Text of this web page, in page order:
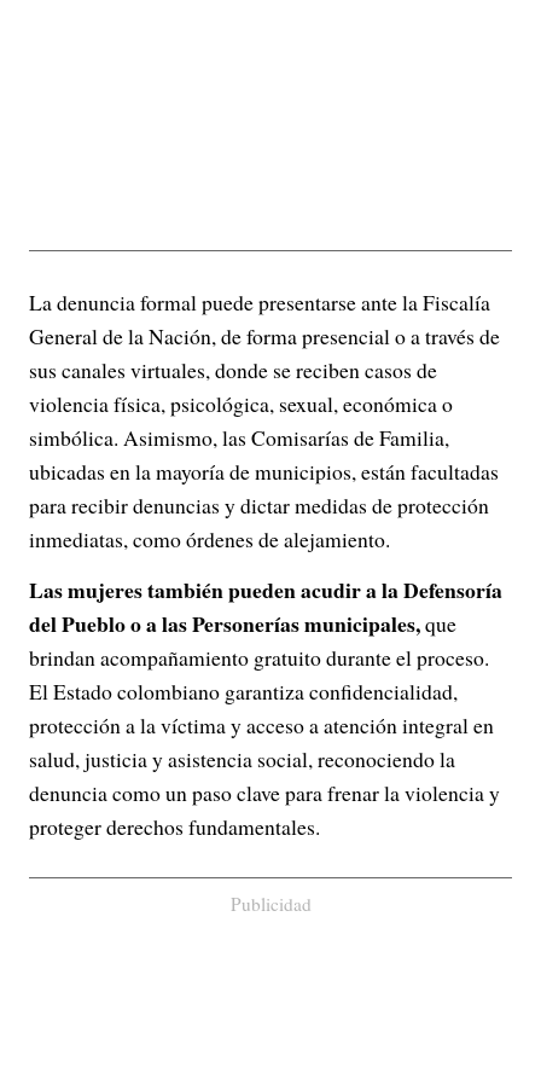
La denuncia formal puede presentarse ante la Fiscalía
General de la Nación, de forma presencial o a través de
sus canales virtuales, donde se reciben casos de
violencia física, psicológica, sexual, económica o
simbólica. Asimismo, las Comisarías de Familia,
ubicadas en la mayoría de municipios, están facultadas
para recibir denuncias y dictar medidas de protección
inmediatas, como órdenes de alejamiento.
Las mujeres también pueden acudir a la Defensoría
del Pueblo o a las Personerías municipales,que
brindan acompañamiento gratuito durante el proceso.
El Estado colombiano garantiza confidencialidad,
protección a la víctima y acceso a atención integral en
salud, justicia y asistencia social, reconociendo la
denuncia como un paso clave para frenar la violencia y
proteger derechos fundamentales.
Publicidad